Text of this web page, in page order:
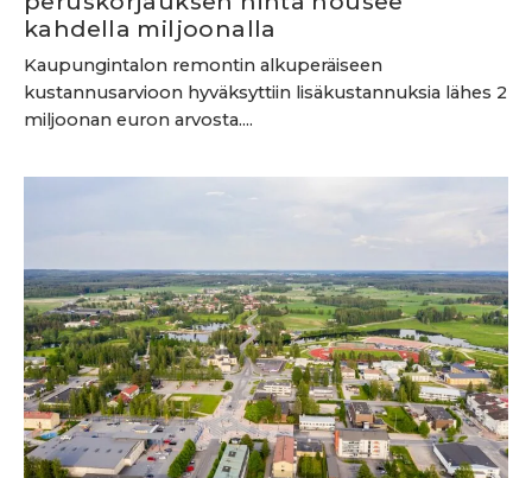
kahdella miljoonalla
Kaupungintalon remontin alkuperäiseen
kustannusarvioon hyväksyttiin lisäkustannuksia lähes 2
miljoonan euron arvosta....